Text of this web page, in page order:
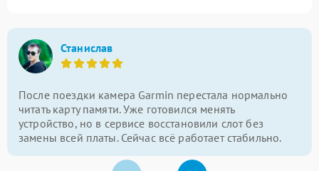
Станислав
После поездки камера Garmin перестала нормально
читать карту памяти. Уже готовился менять
устройство, но в сервисе восстановили слот без
замены всей платы. Сейчас всё работает стабильно.